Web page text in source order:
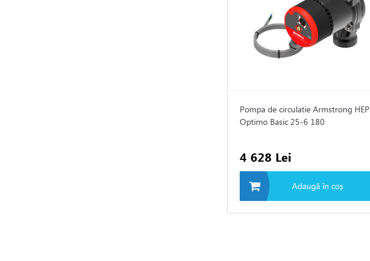
Pompa de circulatie Armstrong HEP
Optimo Basic 25-6 180
4 628 Lei
Adaugă în coș